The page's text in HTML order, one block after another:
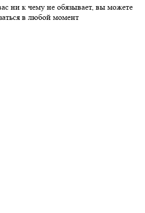
ни к чему не обязывает, вы можете
в любой момент